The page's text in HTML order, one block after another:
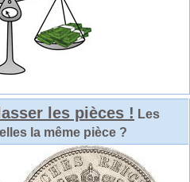
les pièces ! Les
la même pièce ?